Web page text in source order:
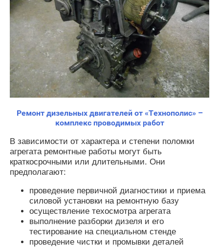
Ремонт дизельных двигателей от «Технополис» –
комплекс проводимых работ
В зависимости от характера и степени поломки
агрегата ремонтные работы могут быть
краткосрочными или длительными. Они
предполагают:
проведение первичной диагностики и приема
силовой установки на ремонтную базу
осуществление техосмотра агрегата
выполнение разборки дизеля и его
тестирование на специальном стенде
проведение чистки и промывки деталей